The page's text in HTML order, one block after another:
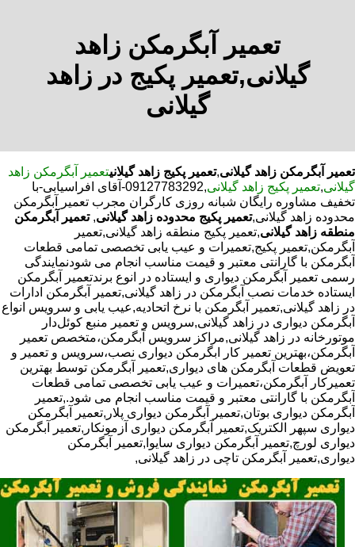
تعمیر آبگرمکن زاهد
گیلانی,تعمیر پکیج در زاهد
گیلانی
تعمیر آبگرمکن زاهد گیلانی,تعمیر پکیج زاهد گیلانیتعمیر آبگرمکن زاهد
گیلانی,تعمیر پکیج زاهد گیلانی
,09127783292-آقای افراسیابی-با
تخفیف مشاوره رایگان شبانه روزی کارگران مجرب تعمیر آبگرمکن
محدوده زاهد گیلانی,تعمیر پکیج محدوده زاهد گیلانی, تعمیر آبگرمکن
منطقه زاهد گیلانی,تعمیر پکیج منطقه زاهد گیلانی,تعمیر
آبگرمکن,تعمیر پکیج,تعمیرات و عیب یابی تخصصی تمامی قطعات
آبگرمکن با گارانتی معتبر و قیمت مناسب انجام می شودنمایندگی
رسمی تعمیر آبگرمکن دیواری و ایستاده در انوع برندتعمیر آبگرمکن
ایستاده خدمات نصب آبگرمکن در زاهد گیلانی,تعمیر آبگرمکن ادارات
در زاهد گیلانی,تعمیر آبگرمکن با نرخ اتحادیه,عیب یابی و سرویس انواع
آبگرمکن دیواری در زاهد گیلانی,سرویس و تعمیر منبع کوئل‌دار
موتورخانه در زاهد گیلانی,مراکز سرویس آبگرمکن،متخصص تعمیر
آبگرمکن،بهترین تعمیر کار ابگرمکن دیواری نصب،سرویس و تعمیر و
تعویض قطعات آبگرمکن های دیواری,تعمیر آبگرمکن توسط بهترین
تعمیرکار آبگرمکن،تعمیرات و عیب یابی تخصصی تمامی قطعات
آبگرمکن با گارانتی معتبر و قیمت مناسب انجام می شود.,تعمیر
آبگرمکن دیواری بوتان,تعمیر آبگرمکن دیواری پلار,تعمیر آبگرمکن
دیواری سپهر الکتریک,تعمیر آبگرمکن دیواری آزمونکار,تعمیر آبگرمکن
دیواری لورچ,تعمیر آبگرمکن دیواری سایوا,تعمیر آبگرمکن
دیواری,تعمیر آبگرمکن تاچی در زاهد گیلانی,